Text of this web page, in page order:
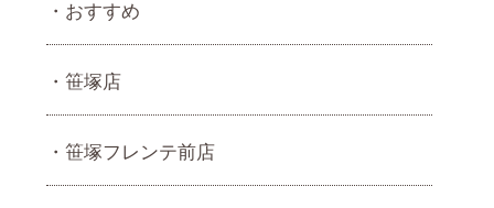
おすすめ
笹塚店
笹塚フレンテ前店